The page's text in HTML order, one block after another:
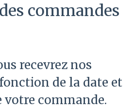
commandes
recevrez nos
de la date et
votre commande.